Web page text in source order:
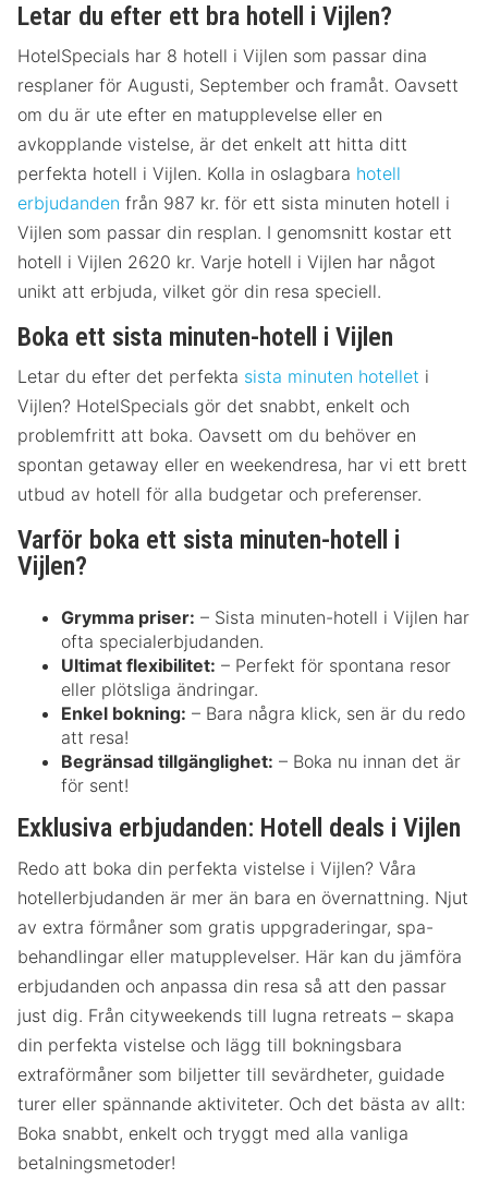
Letar du efter ett bra hotell i Vijlen?
HotelSpecials har 8 hotell i Vijlen som passar dina
resplaner för Augusti, September och framåt. Oavsett
om du är ute efter en matupplevelse eller en
avkopplande vistelse, är det enkelt att hitta ditt
perfekta hotell i Vijlen. Kolla in oslagbara hotell
erbjudanden från 987 kr. för ett sista minuten hotell i
Vijlen som passar din resplan. I genomsnitt kostar ett
hotell i Vijlen 2620 kr. Varje hotell i Vijlen har något
unikt att erbjuda, vilket gör din resa speciell.
Boka ett sista minuten-hotell i Vijlen
Letar du efter det perfekta sista minuten hotellet i
Vijlen? HotelSpecials gör det snabbt, enkelt och
problemfritt att boka. Oavsett om du behöver en
spontan getaway eller en weekendresa, har vi ett brett
utbud av hotell för alla budgetar och preferenser.
Varför boka ett sista minuten-hotell i
Vijlen?
Grymma priser: – Sista minuten-hotell i Vijlen har
ofta specialerbjudanden.
Ultimat flexibilitet: – Perfekt för spontana resor
eller plötsliga ändringar.
Enkel bokning: – Bara några klick, sen är du redo
att resa!
Begränsad tillgänglighet: – Boka nu innan det är
för sent!
Exklusiva erbjudanden: Hotell deals i Vijlen
Redo att boka din perfekta vistelse i Vijlen? Våra
hotellerbjudanden är mer än bara en övernattning. Njut
av extra förmåner som gratis uppgraderingar, spa-
behandlingar eller matupplevelser. Här kan du jämföra
erbjudanden och anpassa din resa så att den passar
just dig. Från cityweekends till lugna retreats – skapa
din perfekta vistelse och lägg till bokningsbara
extraförmåner som biljetter till sevärdheter, guidade
turer eller spännande aktiviteter. Och det bästa av allt:
Boka snabbt, enkelt och tryggt med alla vanliga
betalningsmetoder!